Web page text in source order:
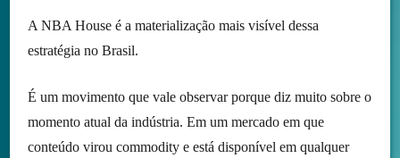
A NBA House é a materialização mais visível dessa
estratégia no Brasil.
É um movimento que vale observar porque diz muito sobre o
momento atual da indústria. Em um mercado em que
conteúdo virou commodity e está disponível em qualquer